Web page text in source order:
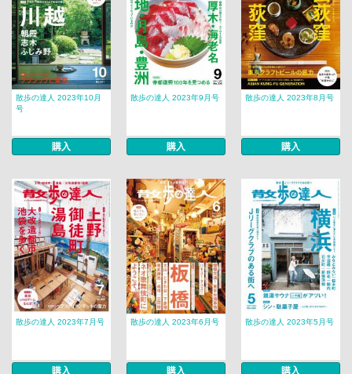
散歩の達人 2023年10月
号
購入
散歩の達人 2023年9月号
購入
散歩の達人 2023年8月号
購入
散歩の達人 2023年7月号
購入
散歩の達人 2023年6月号
購入
散歩の達人 2023年5月号
購入